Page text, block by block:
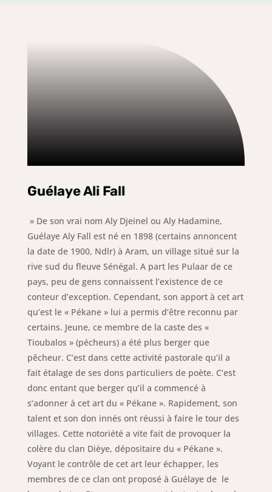
Guélaye Ali Fall
» De son vrai nom Aly Djeinel ou Aly Hadamine,
Guélaye Aly Fall est né en 1898 (certains annoncent
la date de 1900, Ndlr) à Aram, un village situé sur la
rive sud du fleuve Sénégal. A part les Pulaar de ce
pays, peu de gens connaissent l’existence de ce
conteur d’exception. Cependant, son apport à cet art
qu’est le « Pékane » lui a permis d’être reconnu par
certains. Jeune, ce membre de la caste des «
Tioubalos » (pécheurs) a été plus berger que
pêcheur. C’est dans cette activité pastorale qu’il a
fait étalage de ses dons particuliers de poète. C’est
donc entant que berger qu’il a commencé à
s’adonner à cet art du « Pékane ». Rapidement, son
talent et son don innés ont réussi à faire le tour des
villages. Cette notoriété a vite fait de provoquer la
colère du clan Dièye, dépositaire du « Pékane ».
Voyant le contrôle de cet art leur échapper, les
membres de ce clan ont proposé à Guélaye de le